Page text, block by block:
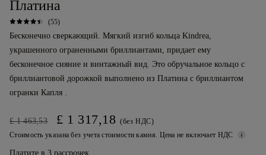
Платина
(55)
Бесконечно сверкающий. Мягкий изгиб кольца Kindrea,
украшенного ограненными бриллиантами, придает ему
бесконечное сияние и винтажный вид. Это обручальное кольцо с
бриллиантовой дорожкой выполнено из Платина с бриллиантом
огранки Капля .
£ 1 463,53 £ 1 317,18(без НДС)
Стоимость указана без учета стоимости камня. Цена не включает НДС
Платите в 3 рассрочек